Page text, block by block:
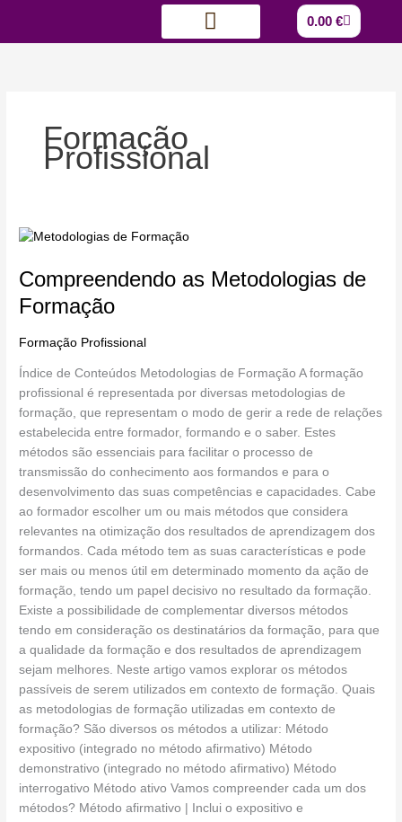
0.00 €Cart
Formação
Profissional
Compreendendo as Metodologias de
Formação
Formação Profissional
Índice de Conteúdos Metodologias de Formação A formação
profissional é representada por diversas metodologias de
formação, que representam o modo de gerir a rede de relações
estabelecida entre formador, formando e o saber. Estes
métodos são essenciais para facilitar o processo de
transmissão do conhecimento aos formandos e para o
desenvolvimento das suas competências e capacidades. Cabe
ao formador escolher um ou mais métodos que considera
relevantes na otimização dos resultados de aprendizagem dos
formandos. Cada método tem as suas características e pode
ser mais ou menos útil em determinado momento da ação de
formação, tendo um papel decisivo no resultado da formação.
Existe a possibilidade de complementar diversos métodos
tendo em consideração os destinatários da formação, para que
a qualidade da formação e dos resultados de aprendizagem
sejam melhores. Neste artigo vamos explorar os métodos
passíveis de serem utilizados em contexto de formação. Quais
as metodologias de formação utilizadas em contexto de
formação? São diversos os métodos a utilizar: Método
expositivo (integrado no método afirmativo) Método
demonstrativo (integrado no método afirmativo) Método
interrogativo Método ativo Vamos compreender cada um dos
métodos? Método afirmativo | Inclui o expositivo e
Compreendendo
Metodologias
Formação